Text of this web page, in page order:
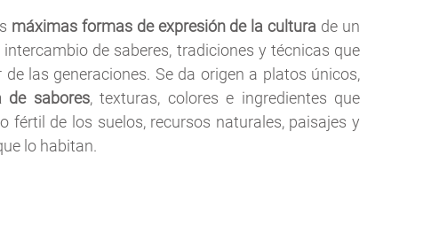
máximas formas de expresión de la cultura de un
de saberes, tradiciones y técnicas que
las generaciones. Se da origen a platos únicos,
de sabores, texturas, colores e ingredientes que
fértil de los suelos, recursos naturales, paisajes y
lo habitan.